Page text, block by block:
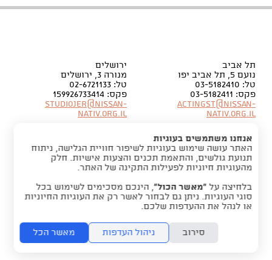
תל אביב
נועם 5, תל אביב יפו
טל: 03-5182410
פקס: 03-5182411
Actingst@nissan-
nativ.org.il
ירושלים
מנורה 3, ירושלים
טל: 02-6721133
פקס: 159926733414
Studiojer@nissan-
nativ.org.il
אנחנו משתמשים בעוגיות
האתר עושה שימוש בעוגיות לשיפור חוויית הגלישה, ניתוח
תנועת גולשים, והתאמת תכנים והצעות אישיות. חלק
מהעוגיות חיוניות לפעילות התקינה של האתר.
בלחיצה על “מאשר הכול”, הינכם מסכימים לשימוש בכל
סוגי העוגיות. ניתן גם לבחור לאשר רק את העוגיות החיוניות
או לנהל את ההעדפות שלכם.
סירוב ניהול העדפות מאשר הכל